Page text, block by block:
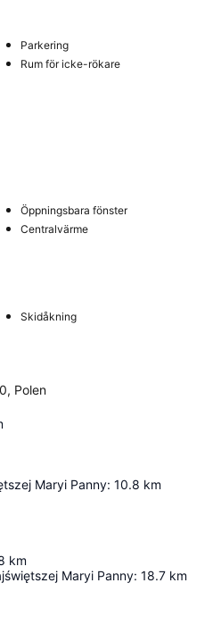
Parkering
Rum för icke-rökare
Öppningsbara fönster
Centralvärme
Skidåkning
Polen
Maryi Panny: 10.8 km
km
Maryi Panny: 18.7 km